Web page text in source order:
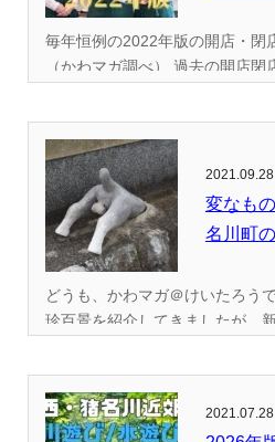
毎年恒例の2022年版の開店・閉
（かわマガ調べ） 過去の開店閉
2021.09.28
変なも
名川町
どうも、かわマガ＠けいたろう
珍百景を紹介してきましたが、
2021.07.28